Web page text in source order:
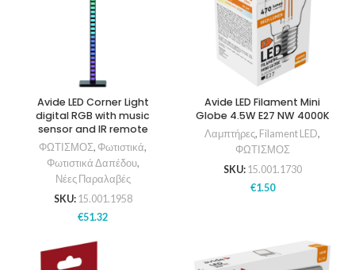
Avide LED Corner Light
digital RGB with music
sensor and IR remote
ΦΩΤΙΣΜΟΣ, Φωτιστικά,
Φωτιστικά Δαπέδου,
Νέες Παραλαβές
SKU: 15.001.1958
€51.32
Avide LED Filament Mini
Globe 4.5W E27 NW 4000K
Λαμπτήρες, Filament LED,
ΦΩΤΙΣΜΟΣ
SKU: 15.001.1730
€1.50